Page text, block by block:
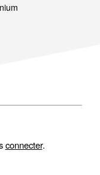
connecter.